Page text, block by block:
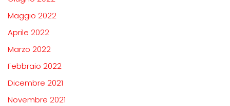
Maggio 2022
Aprile 2022
Marzo 2022
Febbraio 2022
Dicembre 2021
Novembre 2021